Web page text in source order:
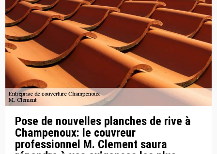
Pose de nouvelles planches de rive à
Champenoux: le couvreur
professionnel M. Clement saura